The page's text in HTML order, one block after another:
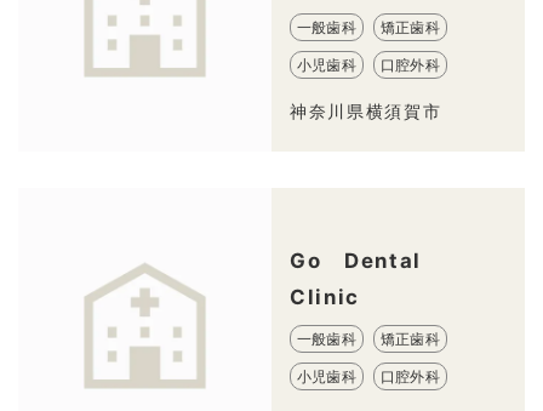
一般歯科 矯正歯科
小児歯科 口腔外科
神奈川県横須賀市
Go Dental
Clinic
一般歯科 矯正歯科
小児歯科 口腔外科